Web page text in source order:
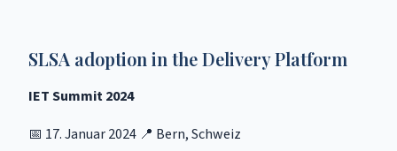
SLSA adoption in the Delivery Platform
IET Summit 2024
📅 17. Januar 2024 📍 Bern, Schweiz